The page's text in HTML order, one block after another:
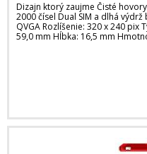
Dizajn ktorý zaujme Čisté
2000 čísel Dual SIM a dlhá
QVGA Rozlíšenie: 320 x 240 pix
59,0 mm Hĺbka: 16,5 mm